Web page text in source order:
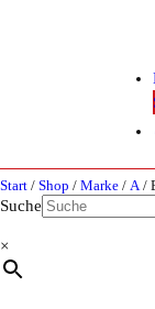
Start / Shop / Marke / A/
Suche
×